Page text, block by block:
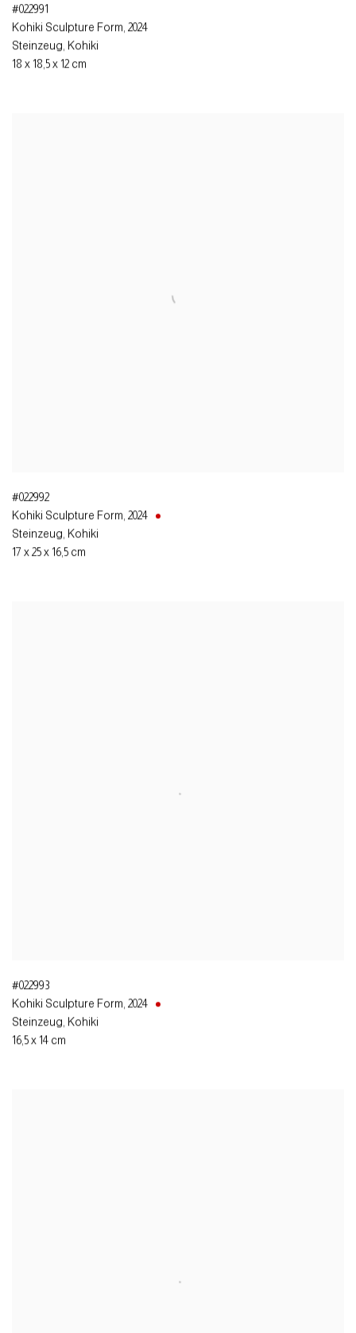
#022991
Kohiki Sculpture Form, 2024
Steinzeug, Kohiki
18 x 18,5 x 12 cm
#022992
Kohiki Sculpture Form, 2024
Steinzeug, Kohiki
17 x 25 x 16,5 cm
#022993
Kohiki Sculpture Form, 2024
Steinzeug, Kohiki
16,5 x 14 cm